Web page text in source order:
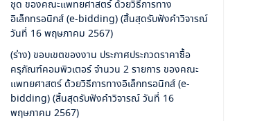
ชุด ของคณะแพทยศาสตร์ ด้วยวิธีการทาง
อิเล็กทรอนิกส์ (e-bidding) (สิ้นสุดรับฟังคำวิจารณ์
วันที่ 16 พฤษภาคม 2567)
(ร่าง) ขอบเขตของงาน ประกาศประกวดราคาซื้อ
ครุภัณฑ์คอมพิวเตอร์ จำนวน 2 รายการ ของคณะ
แพทยศาสตร์ ด้วยวิธีการทางอิเล็กทรอนิกส์ (e-
bidding) (สิ้นสุดรับฟังคำวิจารณ์ วันที่ 16
พฤษภาคม 2567)